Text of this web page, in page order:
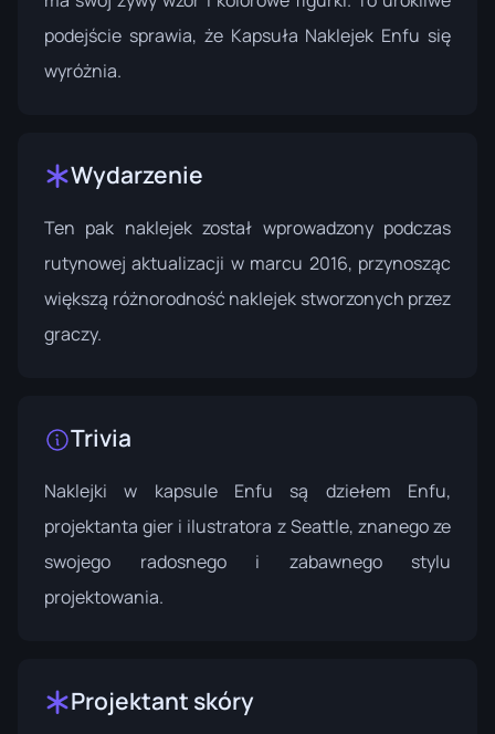
podejście sprawia, że Kapsuła Naklejek Enfu się
wyróżnia.
Wydarzenie
Ten pak naklejek został wprowadzony podczas
rutynowej aktualizacji w marcu 2016, przynosząc
większą różnorodność naklejek stworzonych przez
graczy.
Trivia
Naklejki w kapsule Enfu są dziełem Enfu,
projektanta gier i ilustratora z Seattle, znanego ze
swojego radosnego i zabawnego stylu
projektowania.
Projektant skóry